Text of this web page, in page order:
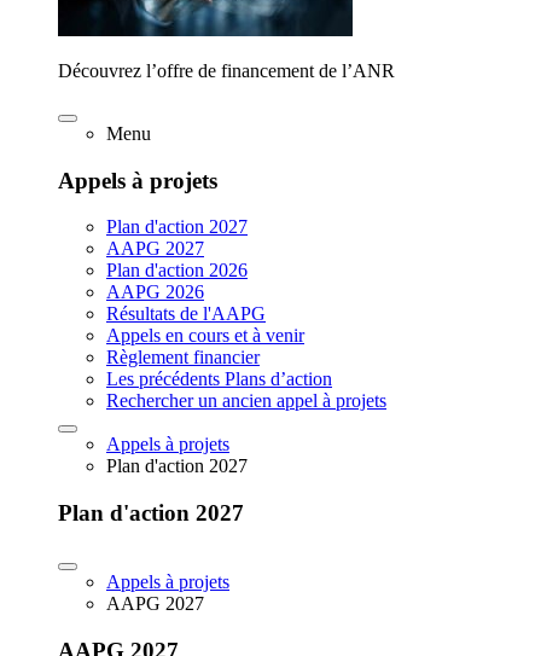
Découvrez l’offre de financement de l’ANR
Menu
Appels à projets
Plan d'action 2027
AAPG 2027
Plan d'action 2026
AAPG 2026
Résultats de l'AAPG
Appels en cours et à venir
Règlement financier
Les précédents Plans d’action
Rechercher un ancien appel à projets
Appels à projets
Plan d'action 2027
Plan d'action 2027
Appels à projets
AAPG 2027
AAPG 2027